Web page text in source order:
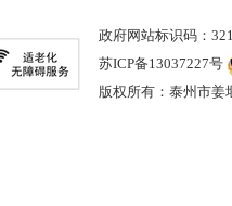
政府网站标识码：
苏ICP备13037227号
版权所有：泰州市姜